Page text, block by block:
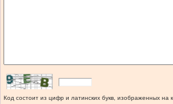
Код состоит из цифр и латинских букв, изображенных на